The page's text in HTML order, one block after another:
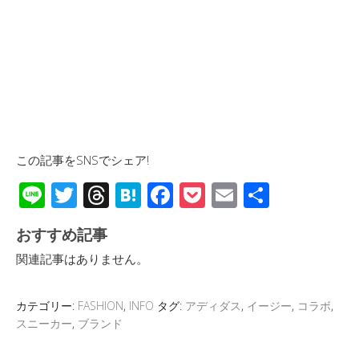
この記事をSNSでシェア!
Li
n
e
T
wi
tt
er
T
hr
e
a
d
s
H
at
a
F
ac
o
o
P
o
E
m
おすすめ記事
関連記事はありません。
カテゴリー: FASHION, INFO タグ: アディダス, イージー, コラボ,
スニーカー, ブランド